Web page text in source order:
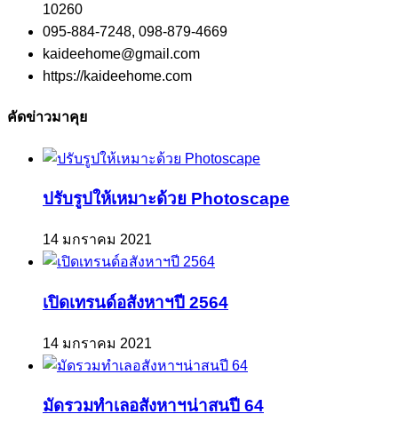
10260
095-884-7248, 098-879-4669
kaideehome@gmail.com
https://kaideehome.com
คัดข่าวมาคุย
ปรับรูปให้เหมาะด้วย Photoscape
14 มกราคม 2021
เปิดเทรนด์อสังหาฯปี 2564
14 มกราคม 2021
มัดรวมทำเลอสังหาฯน่าสนปี 64